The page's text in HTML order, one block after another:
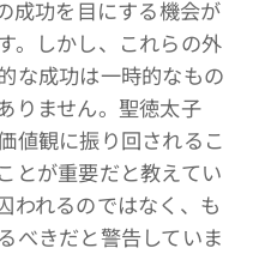
成功を目にする機会が
。しかし、これらの外
な成功は一時的なもの
りません。聖徳太子
値観に振り回されるこ
とが重要だと教えてい
われるのではなく、も
べきだと警告していま